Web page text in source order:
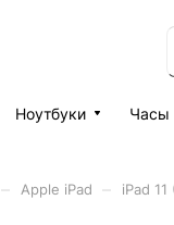
Ноутбуки Часы
Apple iPad iPad